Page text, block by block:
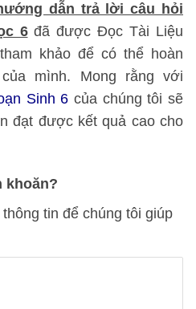
dẫn trả lời câu hỏi
6đã được Đọc Tài Liệu
khảo để có thể hoàn
mình. Mong rằng với
Sinh 6 của chúng tôi sẽ
đạt được kết quả cao cho
khoăn?
tin để chúng tôi giúp